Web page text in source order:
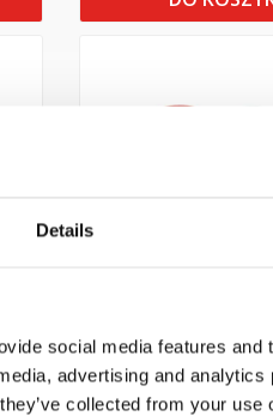
Details
social media features
advertising and
collected from your use